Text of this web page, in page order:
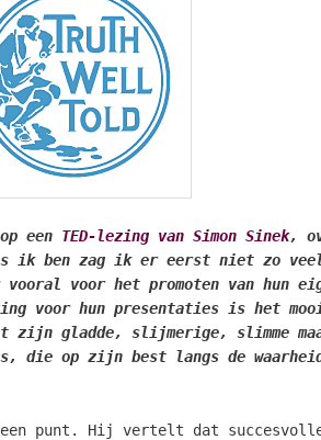
een TED-lezing van Simon Sinek,
ik ben zag ik er eerst niet zo
voor het promoten van hun
voor hun presentaties is het
zijn gladde, slijmerige, slimme
die op zijn best langs de
een punt. Hij vertelt dat